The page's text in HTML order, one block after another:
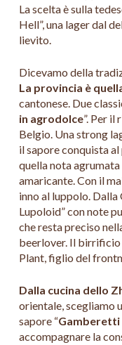
La scelta è sulla
Hell”, una lager dal
lievito.
Dicevamo della
La provincia è
cantonese. Due
in agrodolce”. Per il
Belgio. Una strong
il sapore conquista
quella nota
amaricante. Con il
inno al luppolo.
Lupoloid” con note
che resta preciso
beerlover. Il birrificio
Plant, figlio del
Dalla cucina dello
orientale, scegliamo
sapore “
accompagnare la